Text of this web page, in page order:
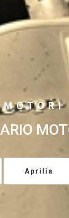
Aprilia